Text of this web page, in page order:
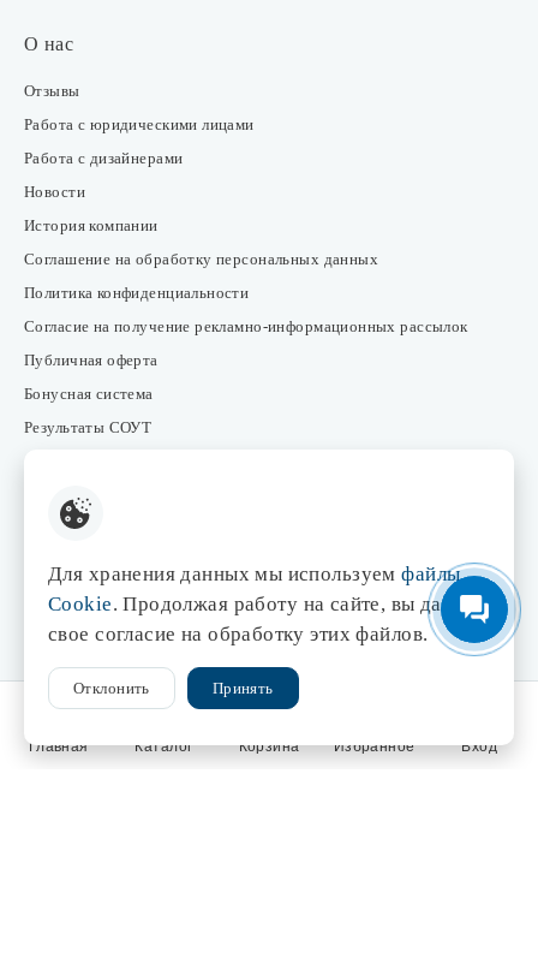
О нас
Отзывы
Работа с юридическими лицами
Работа с дизайнерами
Новости
История компании
Соглашение на обработку персональных данных
Политика конфиденциальности
Согласие на получение рекламно-информационных рассылок
Публичная оферта
Бонусная система
Частые вопросы
FAQ
Оплата
Доставка
Возврат товара
База знаний
Главная Каталог Корзина Избранное Вход
Для хранения данных мы используемфайлы
Cookie. Продолжая работу на сайте, вы даете
свое согласие на обработку этих файлов.
Отклонить Принять